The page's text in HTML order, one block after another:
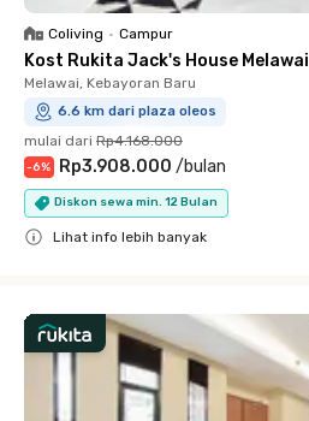
Coliving • Campur
Kost Rukita Jack's House Melawai
Melawai, Kebayoran Baru
6.6 km dari plaza oleos
mulai dari Rp4.168.000
-6% Rp3.908.000 /bulan
Diskon sewa min. 12 Bulan
Lihat info lebih banyak